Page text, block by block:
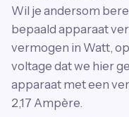
Wil je andersom
bepaald apparaat
vermogen in Watt,
voltage dat we hier
apparaat met een
2,17 Ampère.